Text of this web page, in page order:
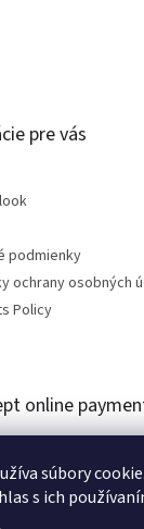
súbory
s ich
pre vás
podmienky
ochrany osobných
Policy
online